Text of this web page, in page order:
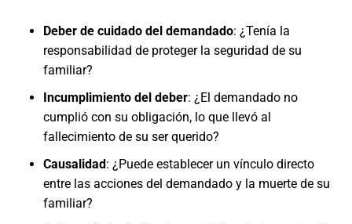
Deber de cuidado del demandado: ¿Tenía la
responsabilidad de proteger la seguridad de su
familiar?
Incumplimiento del deber: ¿El demandado no
cumplió con su obligación, lo que llevó al
fallecimiento de su ser querido?
Causalidad: ¿Puede establecer un vínculo directo
entre las acciones del demandado y la muerte de su
familiar?